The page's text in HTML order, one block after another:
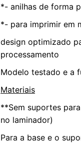
*- anilhas de forma
*- para imprimir em
design optimizado
processamento
Modelo testado e a
Materiais
**Sem suportes
no laminador)
Para a base e o